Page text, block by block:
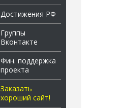
Достижения РФ
Группы
Вконтакте
Фин. поддержка
проекта
Заказать
хороший сайт!